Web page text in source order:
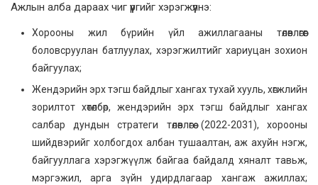
Ажлын алба дараах чиг үүргийг хэрэгжүүлнэ:
Хорооны жил бүрийн үйл ажиллагааны төлөвлөгөөг
боловсруулан батлуулах, хэрэгжилтийг хариуцан зохион
байгуулах;
Жендэрийн эрх тэгш байдлыг хангах тухай хууль, хөгжлийн
зорилтот хөтөлбөр, жендэрийн эрх тэгш байдлыг хангах
салбар дундын стратеги төлөвлөгөө (2022-2031), хорооны
шийдвэрийг холбогдох албан тушаалтан, аж ахуйн нэгж,
байгууллага хэрэгжүүлж байгаа байдалд хяналт тавьж,
мэргэжил, арга зүйн удирдлагаар хангаж ажиллах;